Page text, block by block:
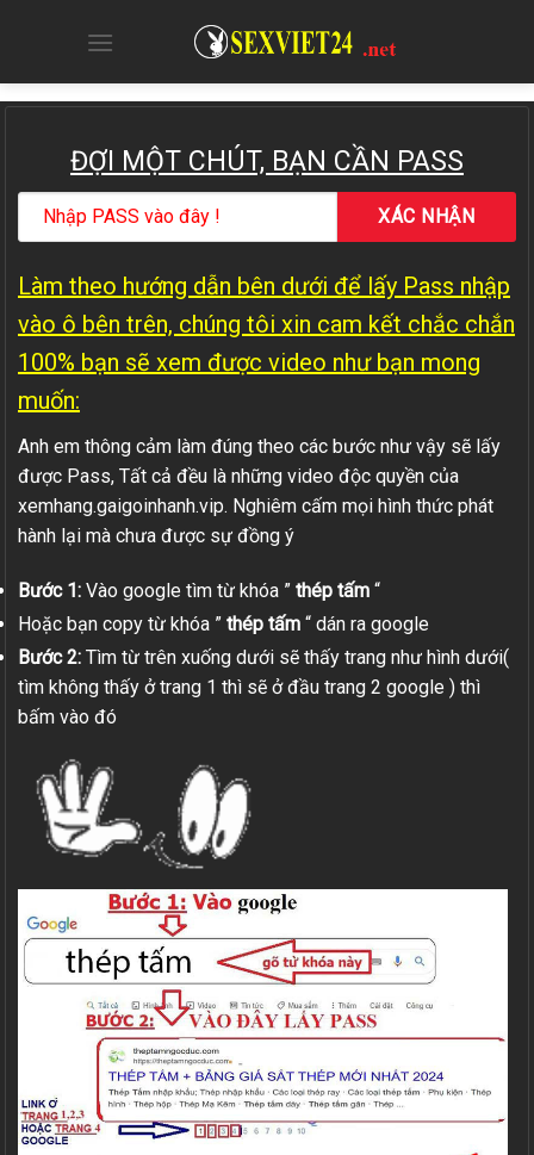
ĐỢI MỘT CHÚT, BẠN CẦN PASS
Làm theo hướng dẫn bên dưới để lấy Pass nhập
vào ô bên trên, chúng tôi xin cam kết chắc chắn
100% bạn sẽ xem được video như bạn mong
muốn:
Anh em thông cảm làm đúng theo các bước như vậy sẽ lấy
được Pass, Tất cả đều là những video độc quyền của
xemhang.gaigoinhanh.vip. Nghiêm cấm mọi hình thức phát
hành lại mà chưa được sự đồng ý
Bước 1: Vào google tìm từ khóa ” thép tấm “
Hoặc bạn copy từ khóa ” thép tấm “ dán ra google
Bước 2: Tìm từ trên xuống dưới sẽ thấy trang như hình dưới(
tìm không thấy ở trang 1 thì sẽ ở đầu trang 2 google ) thì
bấm vào đó